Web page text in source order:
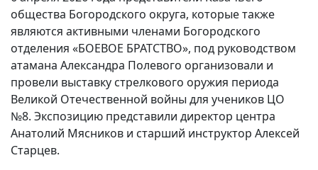
общества Богородского округа, которые также
являются активными членами Богородского
отделения «БОЕВОЕ БРАТСТВО», под руководством
атамана Александра Полевого организовали и
провели выставку стрелкового оружия периода
Великой Отечественной войны для учеников ЦО
№8. Экспозицию представили директор центра
Анатолий Мясников и старший инструктор Алексей
Старцев.